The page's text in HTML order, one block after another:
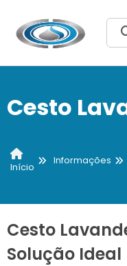
Cesto
Início
Informações
Cesto
Solução